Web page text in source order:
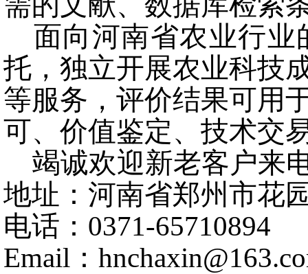
面向河南省农业行
托，独立开展农业科技
等服务，评价结果可用
可、价值鉴定、技术交
竭诚欢迎新老客户来
地址：河南省郑州市花
电话：0371-65710894
Email：